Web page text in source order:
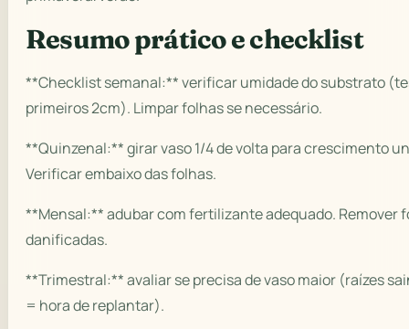
Resumo prático e checklist
**Checklist semanal:** verificar umidade do substrato
primeiros 2cm). Limpar folhas se necessário.
**Quinzenal:** girar vaso 1/4 de volta para crescimento
Verificar embaixo das folhas.
**Mensal:** adubar com fertilizante adequado. Remover
danificadas.
**Trimestral:** avaliar se precisa de vaso maior (raízes
= hora de replantar).